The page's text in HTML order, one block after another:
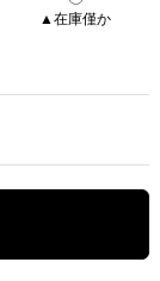
▲在庫僅か